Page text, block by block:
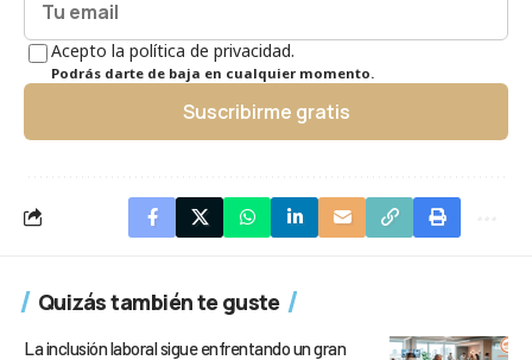
Acepto la política de privacidad.
Podrás darte de baja en cualquier momento.
Suscribirme gratis
Quizás también te guste
La inclusión laboral sigue enfrentando un gran